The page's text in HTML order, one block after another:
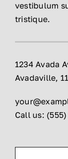
vestibulum
tristique.
1234 Avada
Avadaville,
Call us: